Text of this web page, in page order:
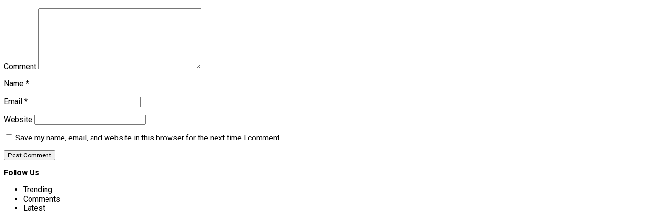
Comment
Name *
Email *
Website
Save my name, email, and website in this browser for the next time I comment.
Follow Us
Trending
Comments
Latest